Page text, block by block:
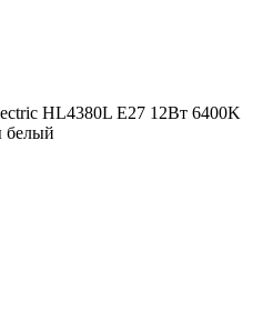
HL4380L E27 12Вт 6400K
белый